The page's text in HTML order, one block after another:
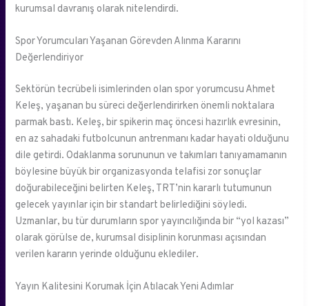
kurumsal davranış olarak nitelendirdi.
Spor Yorumcuları Yaşanan Görevden Alınma Kararını
Değerlendiriyor
Sektörün tecrübeli isimlerinden olan spor yorumcusu Ahmet
Keleş, yaşanan bu süreci değerlendirirken önemli noktalara
parmak bastı. Keleş, bir spikerin maç öncesi hazırlık evresinin,
en az sahadaki futbolcunun antrenmanı kadar hayati olduğunu
dile getirdi. Odaklanma sorununun ve takımları tanıyamamanın
böylesine büyük bir organizasyonda telafisi zor sonuçlar
doğurabileceğini belirten Keleş, TRT’nin kararlı tutumunun
gelecek yayınlar için bir standart belirlediğini söyledi.
Uzmanlar, bu tür durumların spor yayıncılığında bir “yol kazası”
olarak görülse de, kurumsal disiplinin korunması açısından
verilen kararın yerinde olduğunu eklediler.
Yayın Kalitesini Korumak İçin Atılacak Yeni Adımlar